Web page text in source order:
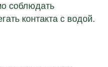
соблюдать
контакта с водой.